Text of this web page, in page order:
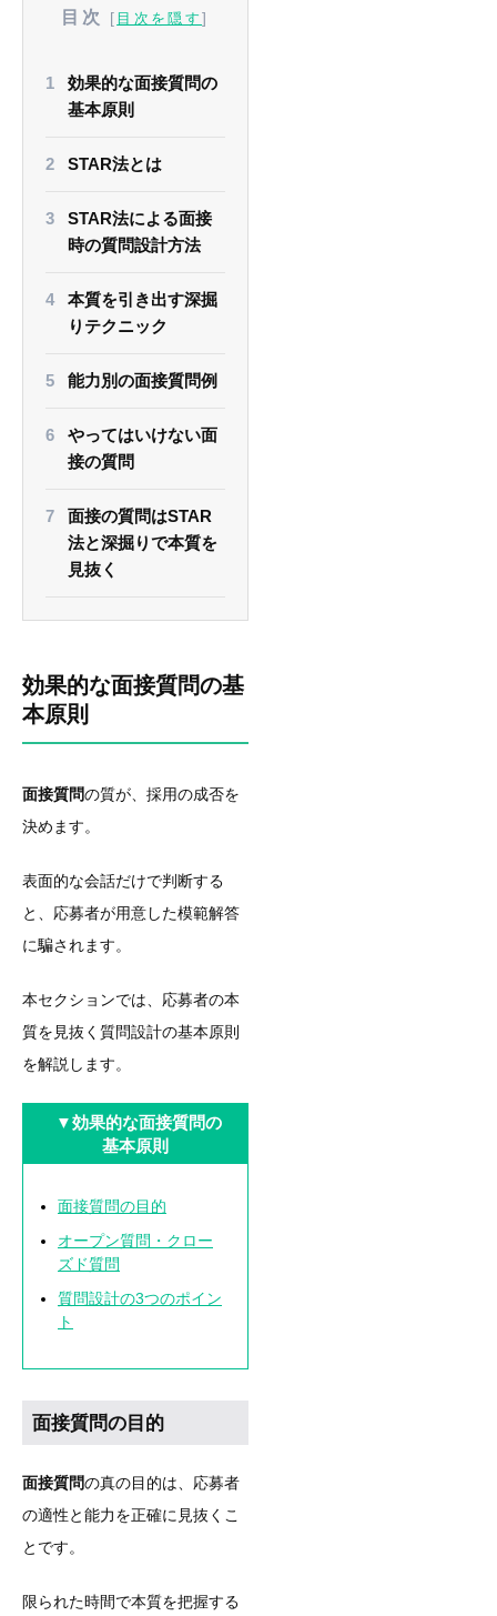
目次 [ 目次を隠す]
効果的な面接質問の
基本原則
STAR法とは
STAR法による面接
時の質問設計方法
本質を引き出す深掘
りテクニック
能力別の面接質問例
やってはいけない面
接の質問
面接の質問はSTAR
法と深掘りで本質を
見抜く
効果的な面接質問の基
本原則
面接質問の質が、採用の成否を
決めます。
表面的な会話だけで判断する
と、応募者が用意した模範解答
に騙されます。
本セクションでは、応募者の本
質を見抜く質問設計の基本原則
を解説します。
▼効果的な面接質問の
基本原則
面接質問の目的
オープン質問・クロー
ズド質問
質問設計の3つのポイン
ト
面接質問の目的
面接質問の真の目的は、応募者
の適性と能力を正確に見抜くこ
とです。
限られた時間で本質を把握する